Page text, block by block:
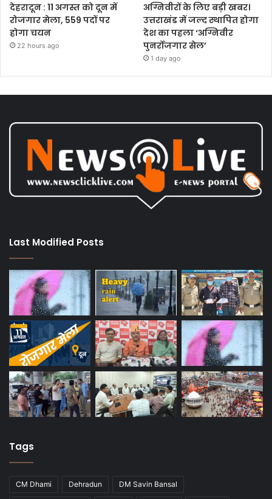
देहरादून : 11 अगस्त को दून में
रोजगार मेला, 559 पदों पर
होगा चयन
22 hours ago
अग्निवीरों के लिए बड़ी खबर।
उत्तराखंड में जल्द स्थापित होगा
देश का पहला ‘अग्निवीर
पुनर्रोजगार सेल’
1 day ago
Last Modified Posts
Tags
CM Dhami Dehradun DM Savin Bansal